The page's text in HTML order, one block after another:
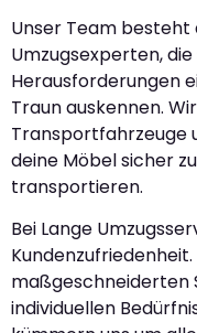
Unser Team
Umzugsexperten,
Herausforderungen
Traun auskennen.
Transportfahrzeuge
deine Möbel sicher
transportieren.
Bei Lange
maßgeschneiderten
individuellen